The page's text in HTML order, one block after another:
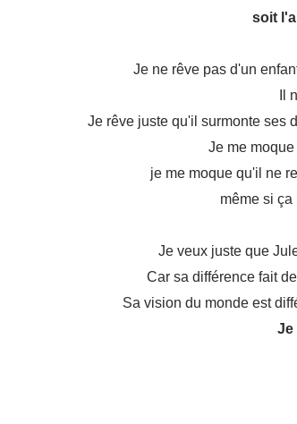
soit
Je ne rêve pas d'un
Il
Je rêve juste qu'il surmonte ses
Je me
je me moque qu'il ne
même si ça
Je veux juste que
Car sa différence fait
Sa vision du monde est
Je